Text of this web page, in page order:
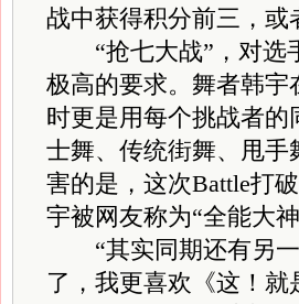
战中获得积分前三，
“抢七大战”，对选
极高的要求。舞者韩宇
时更是用每个挑战者
士舞、传统街舞、甩
害的是，这次Battle打
宇被网友称为“全能大神
“其实同期还有另一
了，我更喜欢《这！